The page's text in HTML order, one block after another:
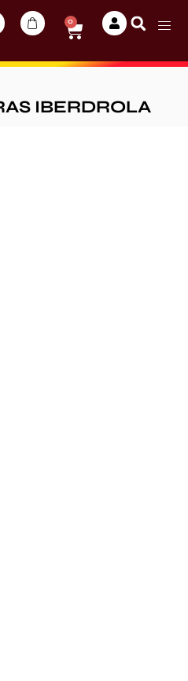
0
IBERDROLA